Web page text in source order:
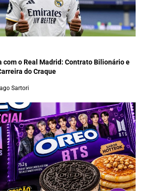
com o Real Madrid: Contrato Bilionário e
do Craque
Sartori